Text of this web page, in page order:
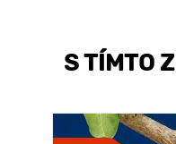
S TÍMTO